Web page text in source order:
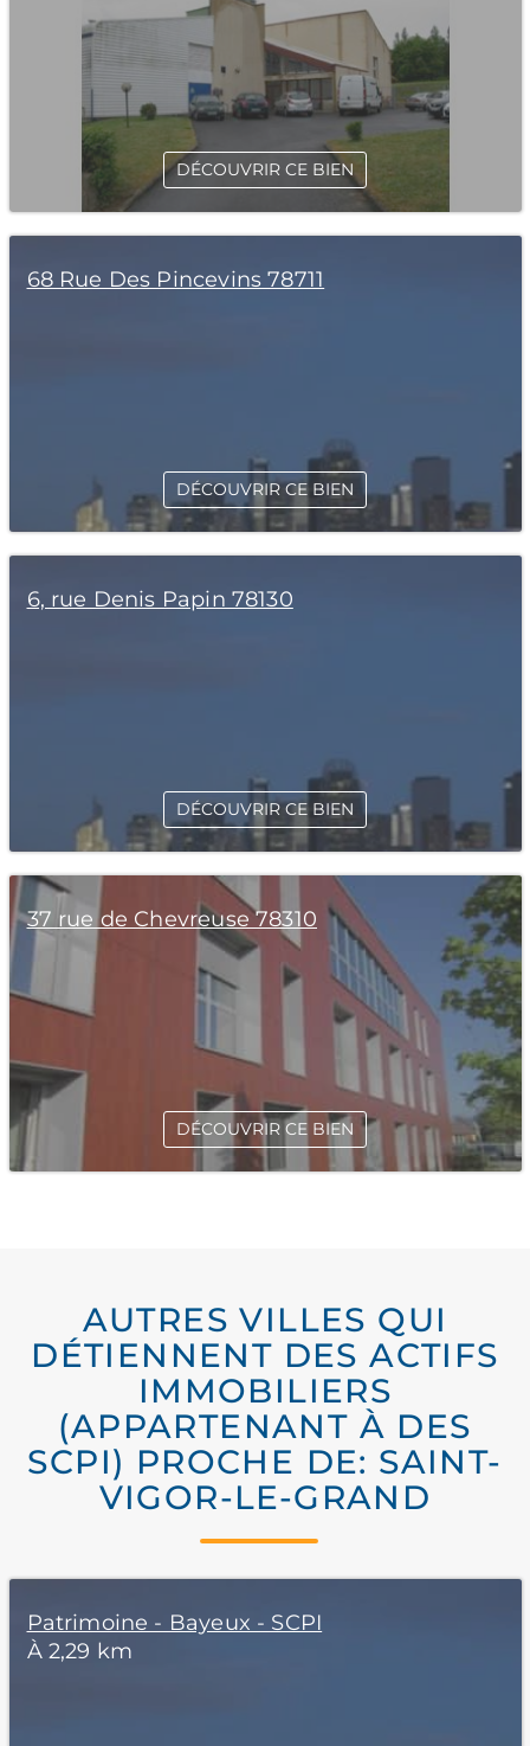
DÉCOUVRIR CE BIEN
68 Rue Des Pincevins 78711
DÉCOUVRIR CE BIEN
6, rue Denis Papin 78130
DÉCOUVRIR CE BIEN
37 rue de Chevreuse 78310
DÉCOUVRIR CE BIEN
AUTRES VILLES QUI
DÉTIENNENT DES ACTIFS
IMMOBILIERS
(APPARTENANT À DES
SCPI) PROCHE DE: SAINT-
VIGOR-LE-GRAND
Patrimoine - Bayeux - SCPI
À 2,29 km